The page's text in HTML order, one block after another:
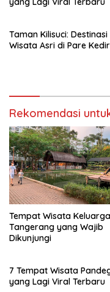
Taman Kilisuci: Destinasi
Wisata Asri di Pare
Rekomendasi
Tempat Wisata
Tangerang yang Wajib
Dikunjungi
7 Tempat Wisata
yang Lagi Viral Terbaru